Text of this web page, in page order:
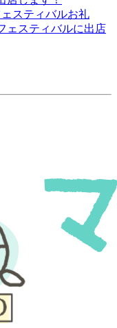
スティバルお礼
ェスティバルに出店